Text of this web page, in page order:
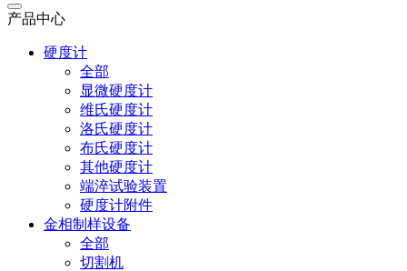
产品中心
硬度计
全部
显微硬度计
维氏硬度计
洛氏硬度计
布氏硬度计
其他硬度计
端淬试验装置
硬度计附件
金相制样设备
全部
切割机